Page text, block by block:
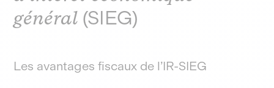
général (SIEG)
Les avantages fiscaux de l’IR-SIEG